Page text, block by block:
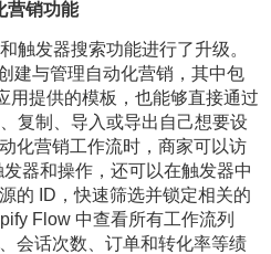
营销功能
触发器搜索功能进行了升级。
建与管理自动化营销，其中包
用提供的模板，也能够直接通过
复制、导入或导出自己想要设
化营销工作流时，商家可以访
器和操作，还可以在触发器中
的 ID，快速筛选并锁定相关的
Flow 中查看所有工作流列
会话次数、订单和转化率等绩